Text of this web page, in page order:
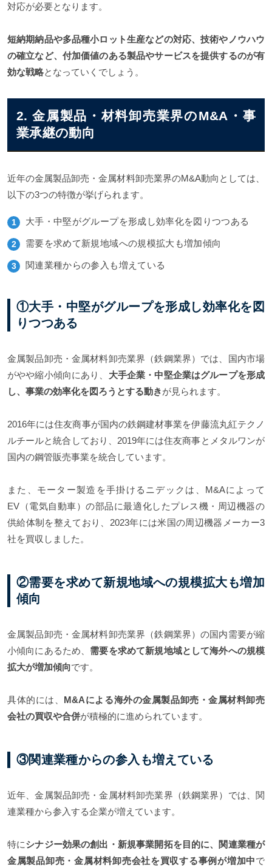
対応が必要となります。
短納期納品や多品種小ロット生産などの対応、技術やノウハウ
の確立など、付加価値のある製品やサービスを提供するのが有
効な戦略となっていくでしょう。
2. 金属製品・材料卸売業界のM&A・事
業承継の動向
近年の金属製品卸売・金属材料卸売業界のM&A動向としては、
以下の3つの特徴が挙げられます。
大手・中堅がグループを形成し効率化を図りつつある
需要を求めて新規地域への規模拡大も増加傾向
関連業種からの参入も増えている
①大手・中堅がグループを形成し効率化を図
りつつある
金属製品卸売・金属材料卸売業界（鉄鋼業界）では、国内市場
がやや縮小傾向にあり、 大手企業・中堅企業はグループを形成
し、事業の効率化を図ろうとする動きが見られます。
2016年には住友商事が国内の鉄鋼建材事業を伊藤流丸紅テクノ
ルチールと統合しており、2019年には住友商事とメタルワンが
国内の鋼管販売事業を統合しています。
また、モーター製造を手掛けるニデックは、M&Aによって
EV（電気自動車）の部品に最適化したプレス機・周辺機器の
供給体制を整えており、2023年には米国の周辺機器メーカー3
社を買収しました。
②需要を求めて新規地域への規模拡大も増加
傾向
金属製品卸売・金属材料卸売業界（鉄鋼業界）の国内需要が縮
小傾向にあるため、 需要を求めて新規地域として海外への規模
拡大が増加傾向です。
具体的には、 M&Aによる海外の金属製品卸売・金属材料卸売
会社の買収や合併が積極的に進められています。
③関連業種からの参入も増えている
近年、金属製品卸売・金属材料卸売業界（鉄鋼業界）では、関
連業種から参入する企業が増えています。
特にシナジー効果の創出・新規事業開拓を目的に、関連業種が
金属製品卸売・金属材料卸売会社を買収する事例が増加中で